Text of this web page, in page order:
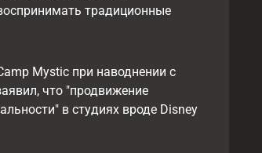
традиционные
Mystic при наводнении с
что "продвижение
в студиях вроде Disney